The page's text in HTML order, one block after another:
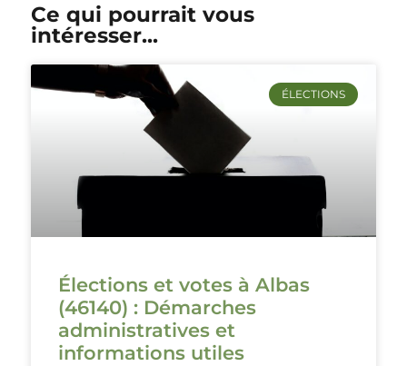
Ce qui pourrait vous
intéresser...
ÉLECTIONS
Élections et votes à Albas
(46140) : Démarches
administratives et
informations utiles